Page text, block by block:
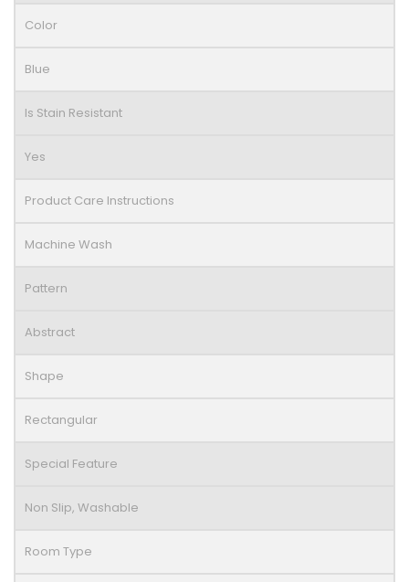
Color
Blue
Is Stain Resistant
Yes
Product Care Instructions
Machine Wash
Pattern
Abstract
Shape
Rectangular
Special Feature
Non Slip, Washable
Room Type